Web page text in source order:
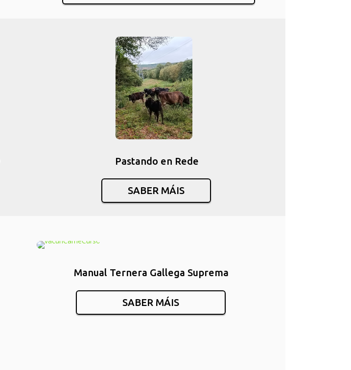
Pastando en Rede
SABER MÁIS
Manual Ternera Gallega Suprema
SABER MÁIS